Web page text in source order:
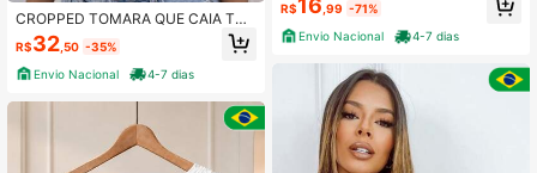
CROPPED TOMARA QUE CAIA TRA
NÇADO COM BOJO ISABELA
R$32 ,50 -35%
Envio Nacional
4-7 dias
R$16 ,99 -71%
Envio Nacional
4-7 dias